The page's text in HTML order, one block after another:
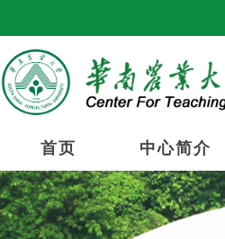
首页 中心简介